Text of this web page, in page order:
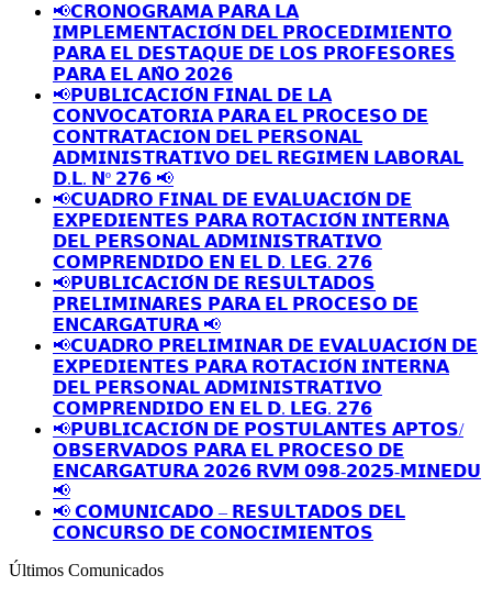
📢𝗖𝗥𝗢𝗡𝗢𝗚𝗥𝗔𝗠𝗔 𝗣𝗔𝗥𝗔 𝗟𝗔
𝗜𝗠𝗣𝗟𝗘𝗠𝗘𝗡𝗧𝗔𝗖𝗜𝗢́𝗡 𝗗𝗘𝗟 𝗣𝗥𝗢𝗖𝗘𝗗𝗜𝗠𝗜𝗘𝗡𝗧𝗢
𝗣𝗔𝗥𝗔 𝗘𝗟 𝗗𝗘𝗦𝗧𝗔𝗤𝗨𝗘 𝗗𝗘 𝗟𝗢𝗦 𝗣𝗥𝗢𝗙𝗘𝗦𝗢𝗥𝗘𝗦
𝗣𝗔𝗥𝗔 𝗘𝗟 𝗔𝗡̃𝗢 𝟮𝟬𝟮𝟲
📢𝗣𝗨𝗕𝗟𝗜𝗖𝗔𝗖𝗜𝗢́𝗡 𝗙𝗜𝗡𝗔𝗟 𝗗𝗘 𝗟𝗔
𝗖𝗢𝗡𝗩𝗢𝗖𝗔𝗧𝗢𝗥𝗜𝗔 𝗣𝗔𝗥𝗔 𝗘𝗟 𝗣𝗥𝗢𝗖𝗘𝗦𝗢 𝗗𝗘
𝗖𝗢𝗡𝗧𝗥𝗔𝗧𝗔𝗖𝗜𝗢𝗡 𝗗𝗘𝗟 𝗣𝗘𝗥𝗦𝗢𝗡𝗔𝗟
𝗔𝗗𝗠𝗜𝗡𝗜𝗦𝗧𝗥𝗔𝗧𝗜𝗩𝗢 𝗗𝗘𝗟 𝗥𝗘𝗚𝗜𝗠𝗘𝗡 𝗟𝗔𝗕𝗢𝗥𝗔𝗟
𝗗.𝗟. 𝗡º 𝟮𝟳𝟲 📢
📢𝗖𝗨𝗔𝗗𝗥𝗢 𝗙𝗜𝗡𝗔𝗟 𝗗𝗘 𝗘𝗩𝗔𝗟𝗨𝗔𝗖𝗜𝗢́𝗡 𝗗𝗘
𝗘𝗫𝗣𝗘𝗗𝗜𝗘𝗡𝗧𝗘𝗦 𝗣𝗔𝗥𝗔 𝗥𝗢𝗧𝗔𝗖𝗜𝗢́𝗡 𝗜𝗡𝗧𝗘𝗥𝗡𝗔
𝗗𝗘𝗟 𝗣𝗘𝗥𝗦𝗢𝗡𝗔𝗟 𝗔𝗗𝗠𝗜𝗡𝗜𝗦𝗧𝗥𝗔𝗧𝗜𝗩𝗢
𝗖𝗢𝗠𝗣𝗥𝗘𝗡𝗗𝗜𝗗𝗢 𝗘𝗡 𝗘𝗟 𝗗. 𝗟𝗘𝗚. 𝟮𝟳𝟲
📢𝗣𝗨𝗕𝗟𝗜𝗖𝗔𝗖𝗜𝗢́𝗡 𝗗𝗘 𝗥𝗘𝗦𝗨𝗟𝗧𝗔𝗗𝗢𝗦
𝗣𝗥𝗘𝗟𝗜𝗠𝗜𝗡𝗔𝗥𝗘𝗦 𝗣𝗔𝗥𝗔 𝗘𝗟 𝗣𝗥𝗢𝗖𝗘𝗦𝗢 𝗗𝗘
𝗘𝗡𝗖𝗔𝗥𝗚𝗔𝗧𝗨𝗥𝗔 📢
📢𝗖𝗨𝗔𝗗𝗥𝗢 𝗣𝗥𝗘𝗟𝗜𝗠𝗜𝗡𝗔𝗥 𝗗𝗘 𝗘𝗩𝗔𝗟𝗨𝗔𝗖𝗜𝗢́𝗡 𝗗𝗘
𝗘𝗫𝗣𝗘𝗗𝗜𝗘𝗡𝗧𝗘𝗦 𝗣𝗔𝗥𝗔 𝗥𝗢𝗧𝗔𝗖𝗜𝗢́𝗡 𝗜𝗡𝗧𝗘𝗥𝗡𝗔
𝗗𝗘𝗟 𝗣𝗘𝗥𝗦𝗢𝗡𝗔𝗟 𝗔𝗗𝗠𝗜𝗡𝗜𝗦𝗧𝗥𝗔𝗧𝗜𝗩𝗢
𝗖𝗢𝗠𝗣𝗥𝗘𝗡𝗗𝗜𝗗𝗢 𝗘𝗡 𝗘𝗟 𝗗. 𝗟𝗘𝗚. 𝟮𝟳𝟲
📢𝗣𝗨𝗕𝗟𝗜𝗖𝗔𝗖𝗜𝗢́𝗡 𝗗𝗘 𝗣𝗢𝗦𝗧𝗨𝗟𝗔𝗡𝗧𝗘𝗦 𝗔𝗣𝗧𝗢𝗦/
𝗢𝗕𝗦𝗘𝗥𝗩𝗔𝗗𝗢𝗦 𝗣𝗔𝗥𝗔 𝗘𝗟 𝗣𝗥𝗢𝗖𝗘𝗦𝗢 𝗗𝗘
𝗘𝗡𝗖𝗔𝗥𝗚𝗔𝗧𝗨𝗥𝗔 𝟮𝟬𝟮𝟲 𝗥𝗩𝗠 𝟬𝟵𝟴-𝟮𝟬𝟮𝟱-𝗠𝗜𝗡𝗘𝗗𝗨
📢
📢 𝗖𝗢𝗠𝗨𝗡𝗜𝗖𝗔𝗗𝗢 – 𝗥𝗘𝗦𝗨𝗟𝗧𝗔𝗗𝗢𝗦 𝗗𝗘𝗟
𝗖𝗢𝗡𝗖𝗨𝗥𝗦𝗢 𝗗𝗘 𝗖𝗢𝗡𝗢𝗖𝗜𝗠𝗜𝗘𝗡𝗧𝗢𝗦
Últimos Comunicados